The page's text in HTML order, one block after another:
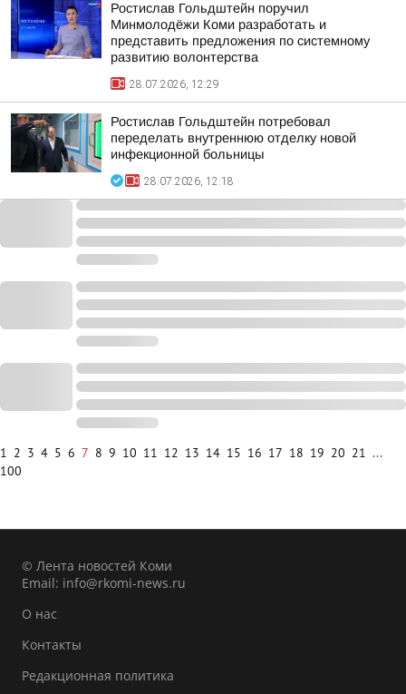
Ростислав Гольдштейн поручил
Минмолодёжи Коми разработать и
представить предложения по системному
развитию волонтерства
28.07.2026, 12:29
Ростислав Гольдштейн потребовал
переделать внутреннюю отделку новой
инфекционной больницы
28.07.2026, 12:18
1 2 3 4 5 6 7 8 9 10 11 12 13 14 15 16 17 18 19 20 21 ...
100
© Лента новостей Коми
Email: info@rkomi-news.ru
О нас
Контакты
Редакционная политика